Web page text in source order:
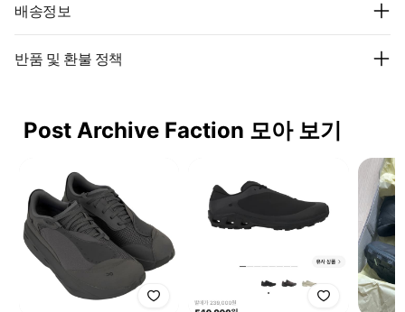
배송정보
반품 및 환불 정책
Post Archive Faction 모아 보기